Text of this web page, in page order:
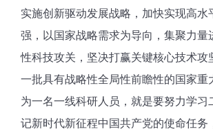
实施创新驱动发展战略，加快实现高水
强，以国家战略需求为导向，集聚力量
性科技攻关，坚决打赢关键核心技术攻
一批具有战略性全局性前瞻性的国家重
为一名一线科研人员，就是要努力学习
记新时代新征程中国共产党的使命任务